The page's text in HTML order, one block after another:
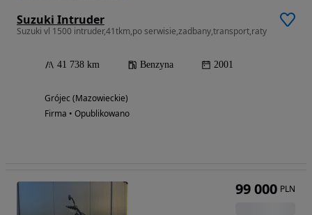
Suzuki Intruder
Suzuki vl 1500 intruder,41tkm,po serwisie,zadbany,transport,raty
41 738 km Benzyna 2001
Grójec (Mazowieckie)
Firma • Opublikowano
99 000 PLN